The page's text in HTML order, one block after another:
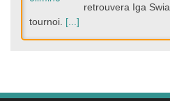
retrouvera Iga
tournoi. [...]